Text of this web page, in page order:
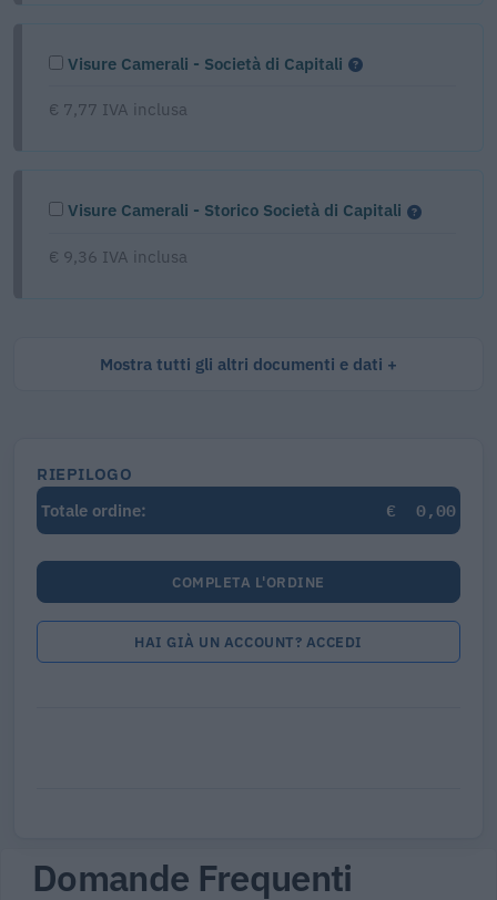
Visure Camerali - Società di Capitali
€ 7,77 IVA inclusa
Visure Camerali - Storico Società di Capitali
€ 9,36 IVA inclusa
Mostra tutti gli altri documenti e dati
RIEPILOGO
Totale ordine:
€ 0,00
COMPLETA L'ORDINE
HAI GIÀ UN ACCOUNT? ACCEDI
Domande Frequenti